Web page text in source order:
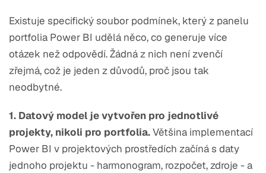
Existuje specifický soubor podmínek, který z panelu
portfolia Power BI udělá něco, co generuje více
otázek než odpovědí. Žádná z nich není zvenčí
zřejmá, což je jeden z důvodů, proč jsou tak
neodbytné.
1. Datový model je vytvořen pro jednotlivé
projekty, nikoli pro portfolia.Většina implementací
Power BI v projektových prostředích začíná s daty
jednoho projektu - harmonogram, rozpočet, zdroje - a